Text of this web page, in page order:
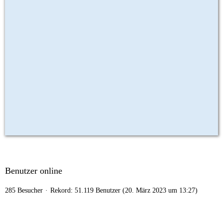
Benutzer online
285 Besucher Rekord: 51.119 Benutzer (20. März 2023 um 13:27)